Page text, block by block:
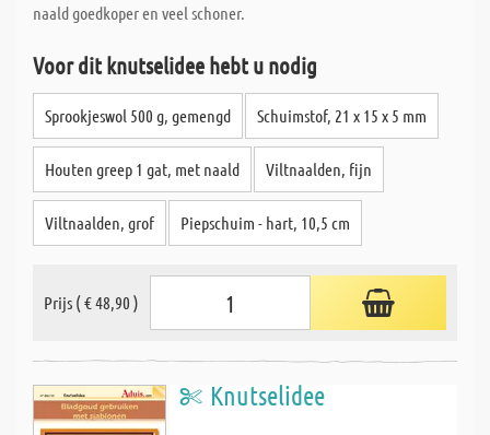
naald goedkoper en veel schoner.
Voor dit knutselidee hebt u nodig
Sprookjeswol 500 g, gemengd Schuimstof, 21 x 15 x 5 mm
Houten greep 1 gat, met naald Viltnaalden, fijn
Viltnaalden, grof Piepschuim - hart, 10,5 cm
Prijs ( € 48,90 )
Knutselidee